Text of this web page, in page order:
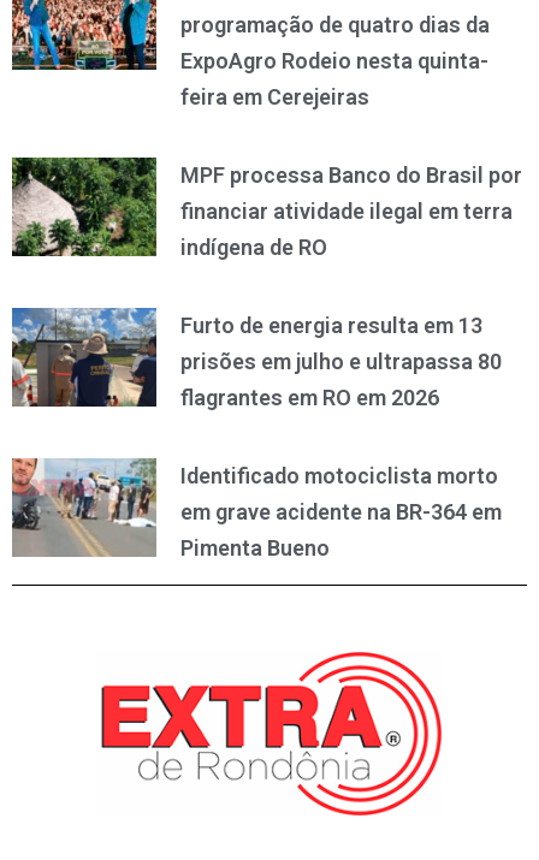
programação de quatro dias da
ExpoAgro Rodeio nesta quinta-
feira em Cerejeiras
MPF processa Banco do Brasil por
financiar atividade ilegal em terra
indígena de RO
Furto de energia resulta em 13
prisões em julho e ultrapassa 80
flagrantes em RO em 2026
Identificado motociclista morto
em grave acidente na BR-364 em
Pimenta Bueno